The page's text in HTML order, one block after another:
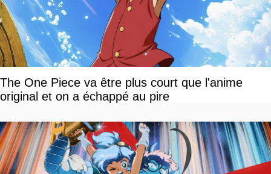
The One Piece va être plus court que l'anime
original et on a échappé au pire